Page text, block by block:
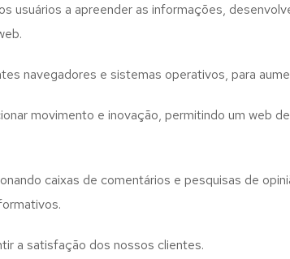
usuários a apreender as informações,
navegadores e sistemas operativos, para
movimento e inovação, permitindo um web
caixas de comentários e pesquisas de
a satisfação dos nossos clientes.